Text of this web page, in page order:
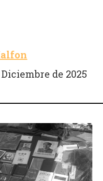
de 2025